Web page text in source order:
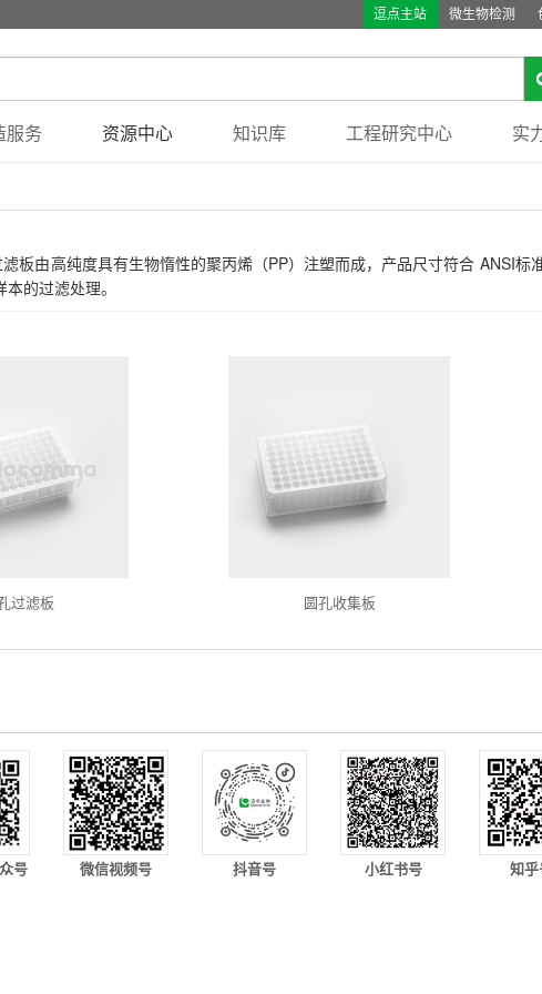
逗点主站 微生物检测
服务 资源中心 知识库 工程研究中心 实
板由高纯度具有生物惰性的聚丙烯（PP）注塑而成，产品尺寸符合 ANSI标
的过滤处理。
过滤板 圆孔收集板
号 微信视频号 抖音号 小红书号 知乎